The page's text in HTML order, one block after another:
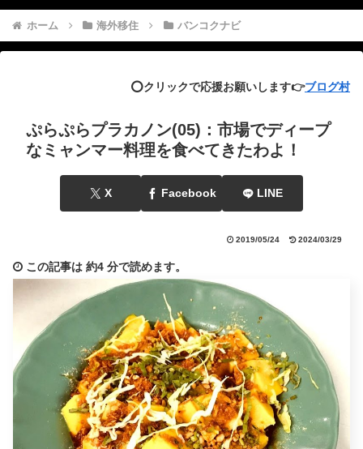
ホーム 海外移住 バンコクナビ
⭕️クリックで応援お願いします👉ブログ村
ぷらぷらプラカノン(05)：市場でディープ
なミャンマー料理を食べてきたわよ！
X Facebook LINE
2019/05/24 2024/03/29
この記事は 約4 分で読めます。